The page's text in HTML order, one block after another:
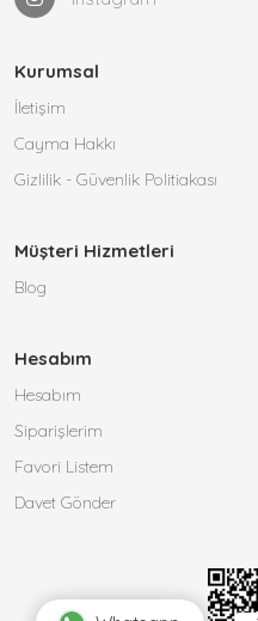
Kurumsal
İletişim
Cayma Hakkı
Gizlilik - Güvenlik Politiakası
Müşteri Hizmetleri
Blog
Hesabım
Hesabım
Siparişlerim
Favori Listem
Davet Gönder